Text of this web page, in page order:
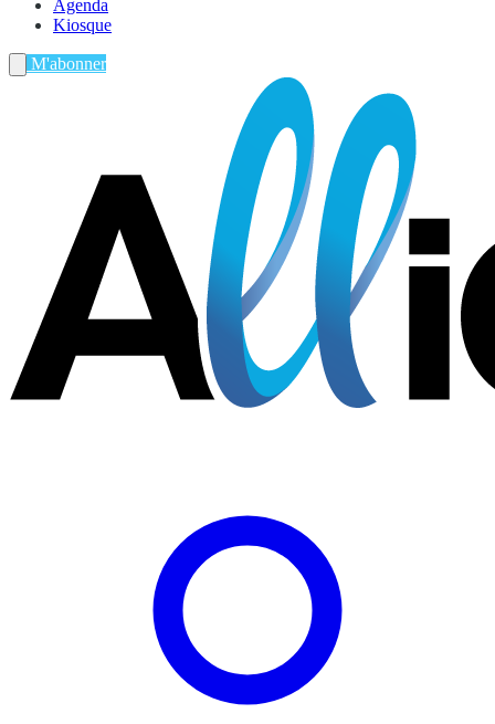
Agenda
Kiosque
M'abonner